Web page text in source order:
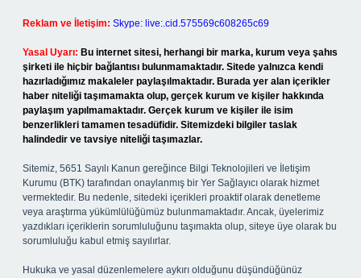
Reklam ve İletişim: Skype: live:.cid.575569c608265c69
Yasal Uyarı: Bu internet sitesi, herhangi bir marka, kurum veya şahıs
şirketi ile hiçbir bağlantısı bulunmamaktadır. Sitede yalnızca kendi
hazırladığımız makaleler paylaşılmaktadır. Burada yer alan içerikler
haber niteliği taşımamakta olup, gerçek kurum ve kişiler hakkında
paylaşım yapılmamaktadır. Gerçek kurum ve kişiler ile isim
benzerlikleri tamamen tesadüfidir. Sitemizdeki bilgiler taslak
halindedir ve tavsiye niteliği taşımazlar.
Sitemiz, 5651 Sayılı Kanun gereğince Bilgi Teknolojileri ve İletişim
Kurumu (BTK) tarafından onaylanmış bir Yer Sağlayıcı olarak hizmet
vermektedir. Bu nedenle, sitedeki içerikleri proaktif olarak denetleme
veya araştırma yükümlülüğümüz bulunmamaktadır. Ancak, üyelerimiz
yazdıkları içeriklerin sorumluluğunu taşımakta olup, siteye üye olarak bu
sorumluluğu kabul etmiş sayılırlar.
Hukuka ve yasal düzenlemelere aykırı olduğunu düşündüğünüz